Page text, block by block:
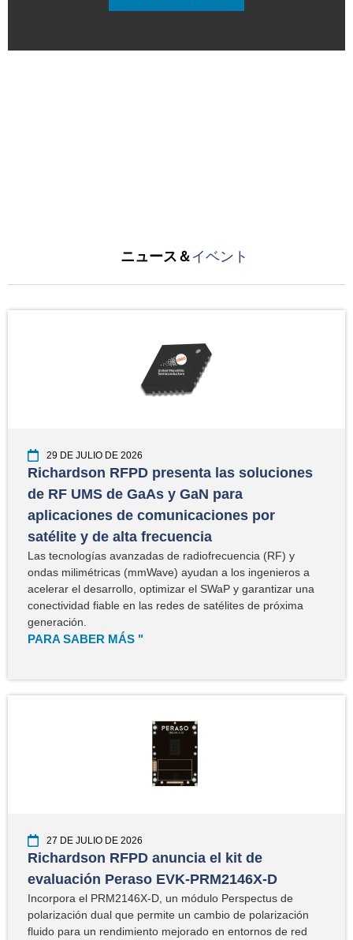
ニュース＆ イベント
29 DE JULIO DE 2026
Richardson RFPD presenta las soluciones
de RF UMS de GaAs y GaN para
aplicaciones de comunicaciones por
satélite y de alta frecuencia
Las tecnologías avanzadas de radiofrecuencia (RF) y
ondas milimétricas (mmWave) ayudan a los ingenieros a
acelerar el desarrollo, optimizar el SWaP y garantizar una
conectividad fiable en las redes de satélites de próxima
generación.
PARA SABER MÁS "
27 DE JULIO DE 2026
Richardson RFPD anuncia el kit de
evaluación Peraso EVK-PRM2146X-D
Incorpora el PRM2146X-D, un módulo Perspectus de
polarización dual que permite un cambio de polarización
fluido para un rendimiento mejorado en entornos de red